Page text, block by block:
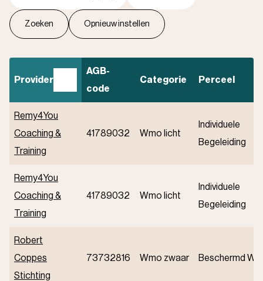
Provider A
f
l
o
p
e
n
d
s
o
r
t
e
r
e nAGB-
code
Categorie Perceel
Remy4You
Coaching &
Training
41789032 Wmo licht
Individuele
Begeleiding
Remy4You
Coaching &
Training
41789032 Wmo licht
Individuele
Begeleiding
Robert
Coppes
Stichting
73732816 Wmo zwaar Beschermd